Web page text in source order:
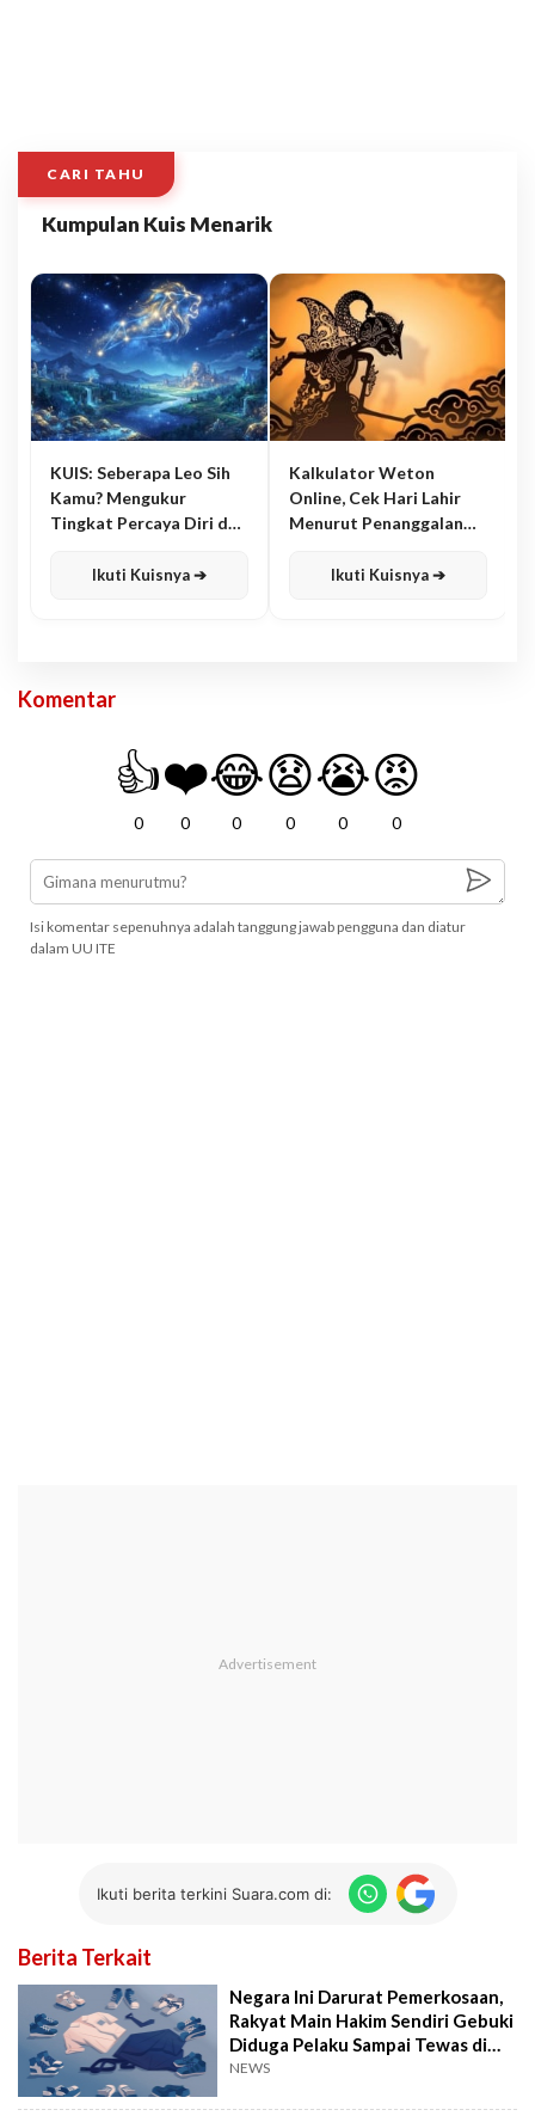
CARI TAHU
Kumpulan Kuis Menarik
KUIS: Seberapa Leo Sih
Kamu? Mengukur
Tingkat Percaya Diri dan
Ikuti Kuisnya ➔
Kalkulator Weton
Online, Cek Hari Lahir
Menurut Penanggalan
Ikuti Kuisnya ➔
Komentar
👍
0
❤️
0
😂
0
😧
0
😭
0
😡
0
Isi komentar sepenuhnya adalah tanggung jawab pengguna dan diatur
dalam UU ITE
Ikuti berita terkini Suara.com di:
Berita Terkait
Negara Ini Darurat Pemerkosaan,
Rakyat Main Hakim Sendiri Gebuki
Diduga Pelaku Sampai Tewas di
Jalan
NEWS